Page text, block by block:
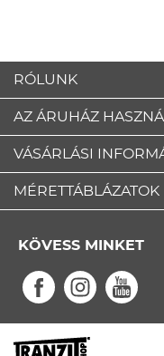
RÓLUNK
AZ ÁRUHÁZ
VÁSÁRLÁSI
MÉRETTÁBLÁZATOK
KÖVESS MINKET